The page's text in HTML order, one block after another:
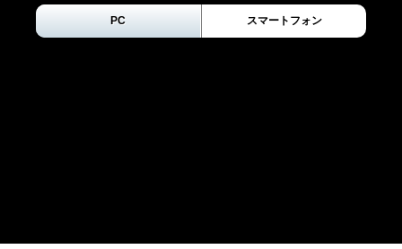
PC スマートフォン